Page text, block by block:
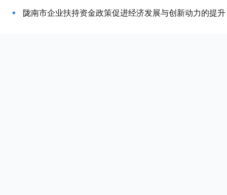
陇南市企业扶持资金政策促进经济发展与创新动力的提升